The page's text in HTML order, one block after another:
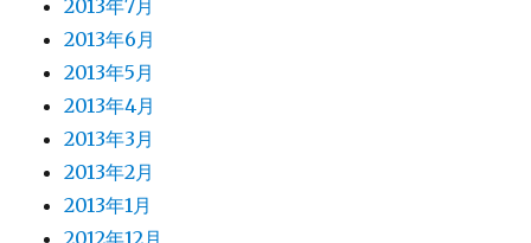
2013年7月
2013年6月
2013年5月
2013年4月
2013年3月
2013年2月
2013年1月